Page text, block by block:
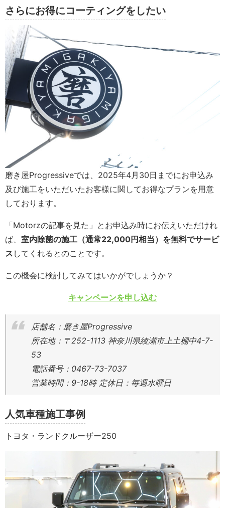
さらにお得にコーティングをしたい
磨き屋Progressiveでは、2025年4月30日までにお申込み
及び施工をいただいたお客様に関してお得なプランを用意
しております。
「Motorzの記事を見た」とお申込み時にお伝えいただけれ
ば、 室内除菌の施工（通常22,000円相当）を無料でサービ
ス してくれるとのことです。
この機会に検討してみてはいかがでしょうか？
キャンペーンを申し込む
店舗名：磨き屋Progressive
所在地：〒252-1113 神奈川県綾瀬市上土棚中4-7-
53
電話番号：0467-73-7037
営業時間：9-18時 定休日：毎週水曜日
人気車種施工事例
トヨタ・ランドクルーザー250